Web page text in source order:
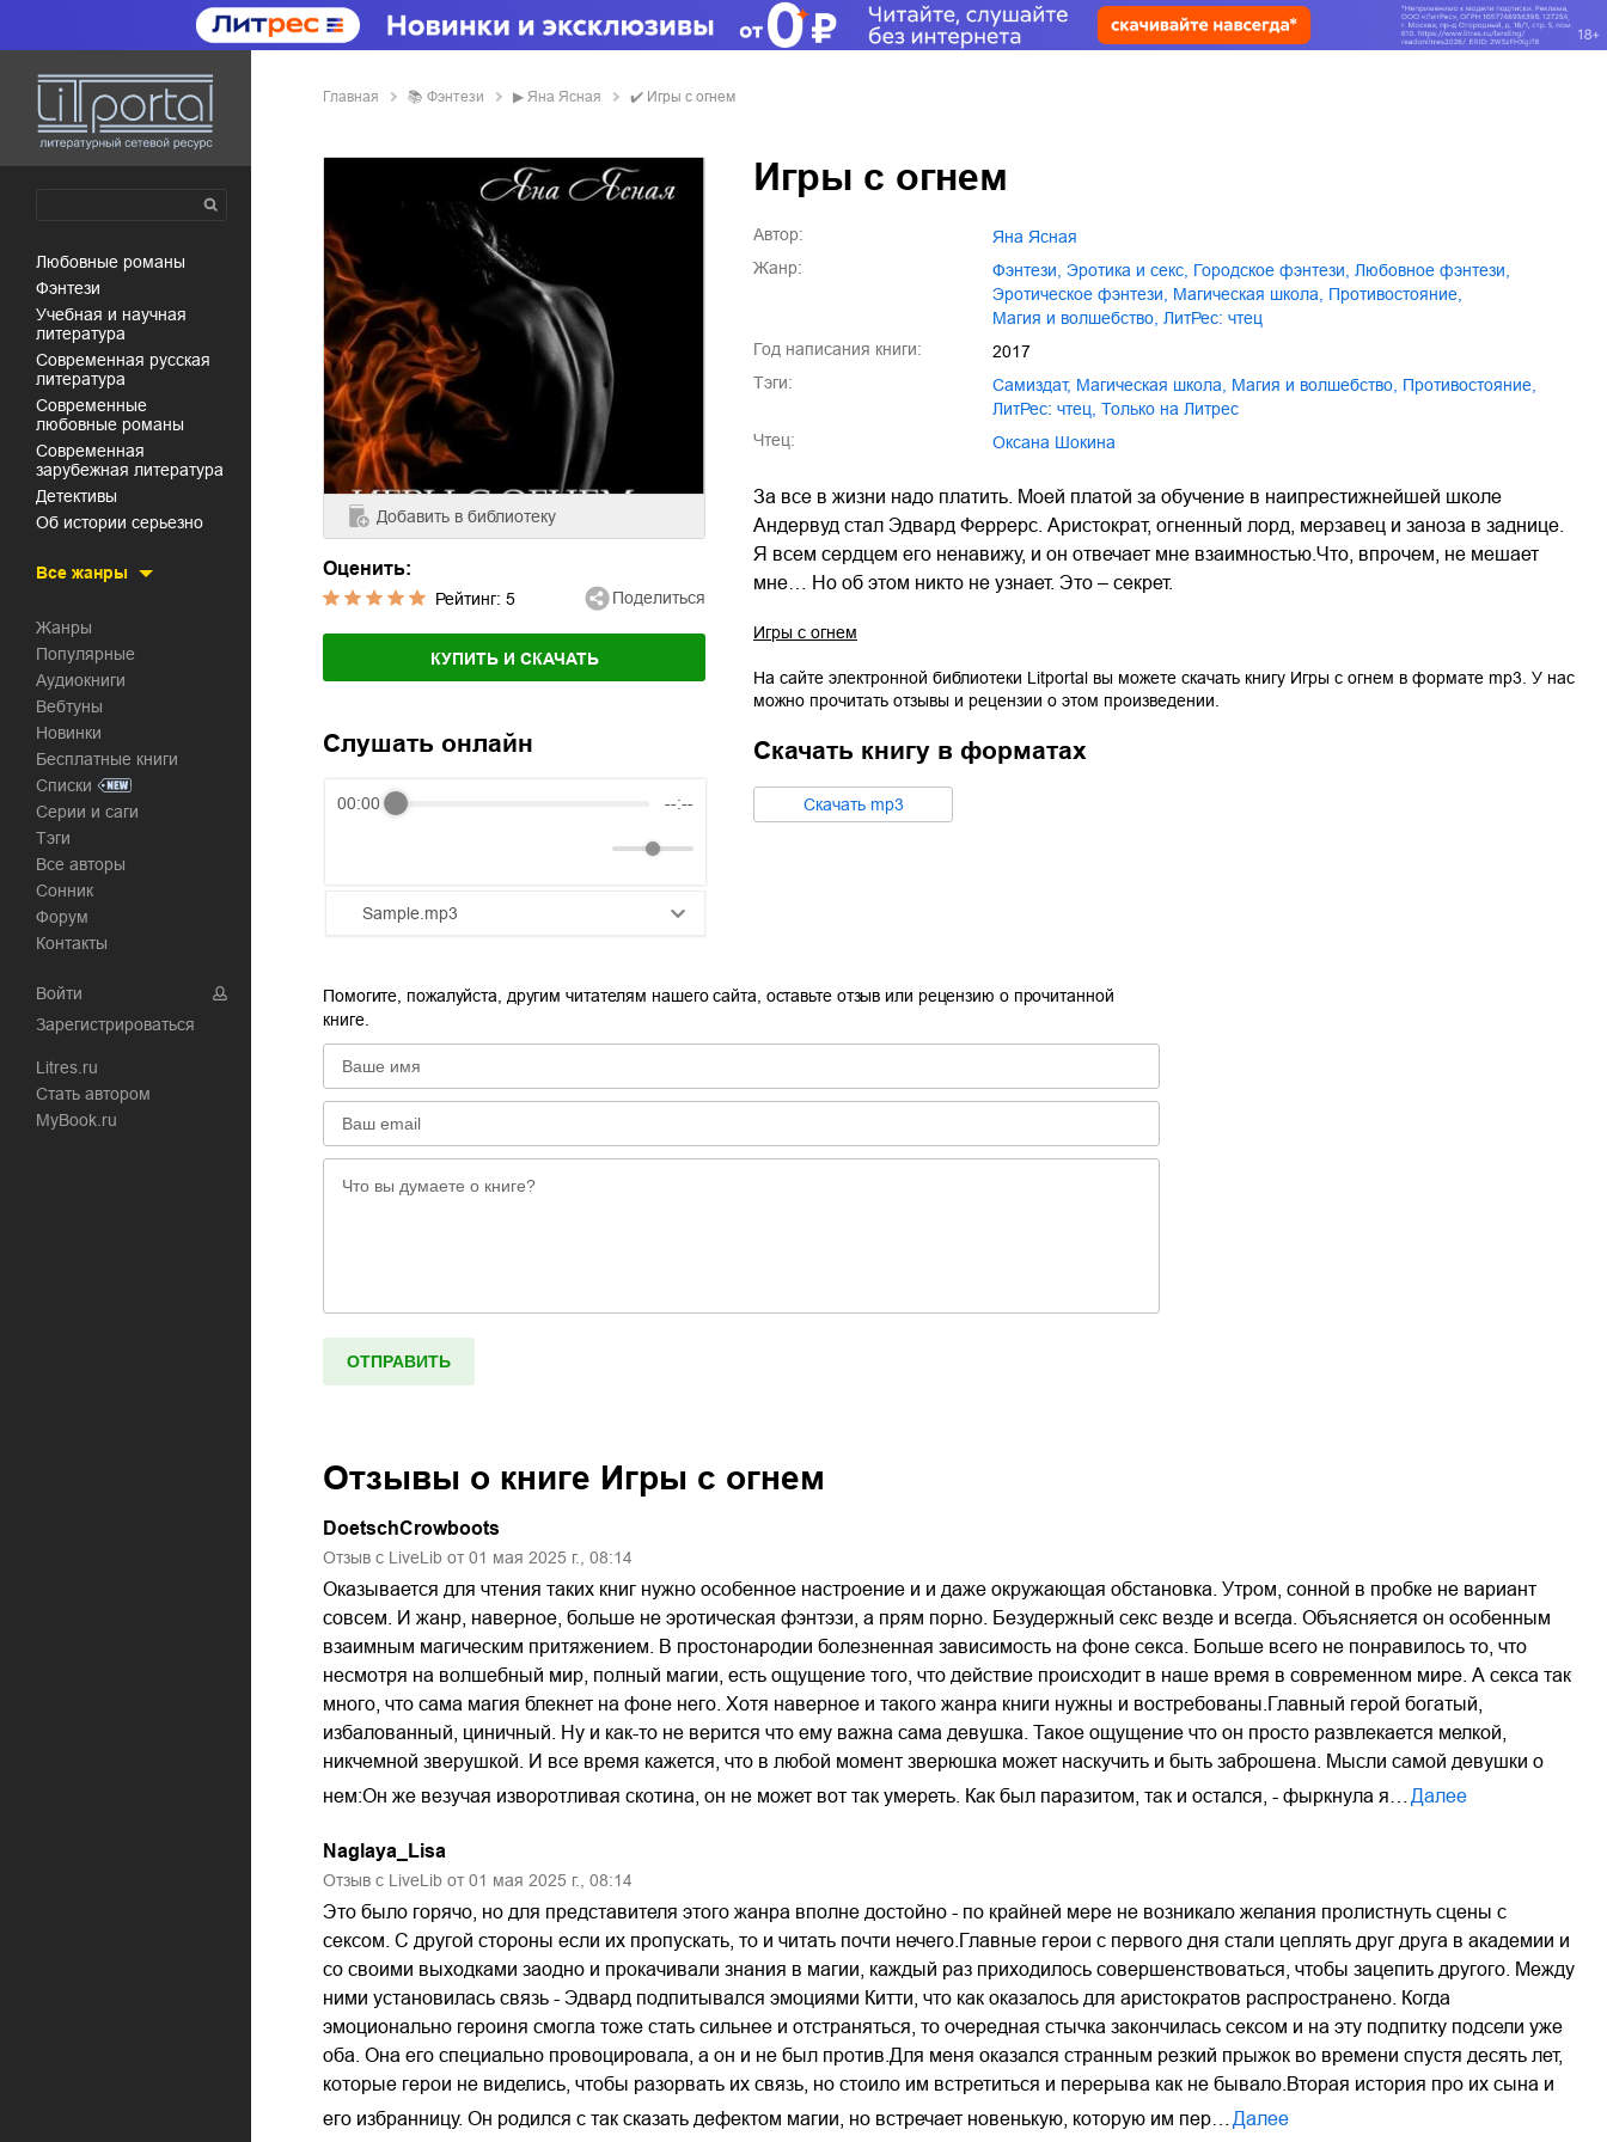
любовные романы
фэнтези
учебная и научная
литература
современная русская
литература
современные
любовные романы
современная
зарубежная литература
детективы
об истории серьезно
Все жанры
Жанры
Популярные
Аудиокниги
Вебтуны
Новинки
Бесплатные книги
Списки
Серии и саги
Тэги
Все авторы
Сонник
Форум
Контакты
Войти
Зарегистрироваться
Litres.ru
Стать автором
MyBook.ru
Главная 📚 фэнтези ▶ Яна Ясная ✔️ Игры с огнем
Добавить в библиотеку
Оценить:
Рейтинг: 5 Поделиться
КУПИТЬ И СКАЧАТЬ
Слушать онлайн
00:00 --:--
Sample.mp3
02.mp3 20:50
03.mp3 14:00
Игры с огнем
Автор:
Яна Ясная
Жанр:
фэнтези эротика и секс городское фэнтези любовное фэнтези
эротическое фэнтези
магическая школа противостояние
магия и волшебство
ЛитРес: чтец
Год написания книги:
2017
Тэги:
Самиздат, магическая школа магия и волшебство противостояние
ЛитРес: чтец
только на Литрес
Чтец:
Оксана Шокина
За все в жизни надо платить. Моей платой за обучение в наипрестижнейшей школе
Андервуд стал Эдвард Феррерс. Аристократ, огненный лорд, мерзавец и заноза в заднице.
Я всем сердцем его ненавижу, и он отвечает мне взаимностью.Что, впрочем, не мешает
мне… Но об этом никто не узнает. Это – секрет.
Игры с огнем
На сайте электронной библиотеки Litportal вы можете скачать книгу Игры с огнем в формате mp3 . У нас
можно прочитать отзывы и рецензии о этом произведении.
Скачать книгу в форматах
Cкачать mp3
Помогите, пожалуйста, другим читателям нашего сайта, оставьте отзыв или рецензию о прочитанной
книге.
Отзывы о книге Игры с огнем
DoetschCrowboots
Отзыв с LiveLib от 01 мая 2025 г., 08:14
Оказывается для чтения таких книг нужно особенное настроение и и даже окружающая обстановка. Утром, сонной в пробке не вариант
совсем. И жанр, наверное, больше не эротическая фэнтэзи, а прям порно. Безудержный секс везде и всегда. Объясняется он особенным
взаимным магическим притяжением. В простонародии болезненная зависимость на фоне секса. Больше всего не понравилось то, что
несмотря на волшебный мир, полный магии, есть ощущение того, что действие происходит в наше время в современном мире. А секса так
много, что сама магия блекнет на фоне него. Хотя наверное и такого жанра книги нужны и востребованы.Главный герой богатый,
избалованный, циничный. Ну и как-то не верится что ему важна сама девушка. Такое ощущение что он просто развлекается мелкой,
никчемной зверушкой. И все время кажется, что в любой момент зверюшка может наскучить и быть заброшена. Мысли самой девушки о
нем:Он же везучая изворотливая скотина, он не может вот так умереть. Как был паразитом, так и остался, - фыркнула я…
Далее
Naglaya_Lisa
Отзыв с LiveLib от 01 мая 2025 г., 08:14
Это было горячо, но для представителя этого жанра вполне достойно - по крайней мере не возникало желания пролистнуть сцены с
сексом. С другой стороны если их пропускать, то и читать почти нечего.Главные герои с первого дня стали цеплять друг друга в академии и
со своими выходками заодно и прокачивали знания в магии, каждый раз приходилось совершенствоваться, чтобы зацепить другого. Между
ними установилась связь - Эдвард подпитывался эмоциями Китти, что как оказалось для аристократов распространено. Когда
эмоционально героиня смогла тоже стать сильнее и отстраняться, то очередная стычка закончилась сексом и на эту подпитку подсели уже
оба. Она его специально провоцировала, а он и не был против.Для меня оказался странным резкий прыжок во времени спустя десять лет,
которые герои не виделись, чтобы разорвать их связь, но стоило им встретиться и перерыва как не бывало.Вторая история про их сына и
его избранницу. Он родился с так сказать дефектом магии, но встречает новенькую, которую им пер…
Далее